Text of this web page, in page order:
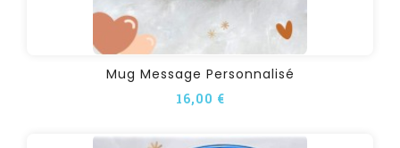
Mug Message Personnalisé
16,00 €